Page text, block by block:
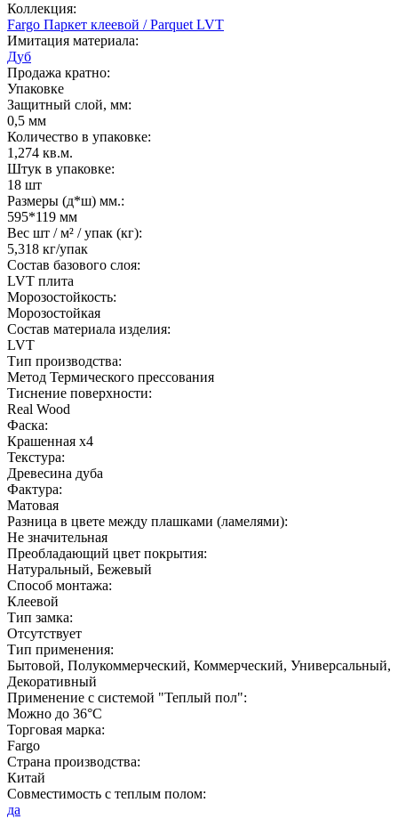
Коллекция:
Fargo Паркет клеевой / Parquet LVT
Имитация материала:
Дуб
Продажа кратно:
Упаковке
Защитный слой, мм:
0,5 мм
Количество в упаковке:
1,274 кв.м.
Штук в упаковке:
18 шт
Размеры (д*ш) мм.:
595*119 мм
Вес шт / м² / упак (кг):
5,318 кг/упак
Состав базового слоя:
LVT плита
Морозостойкость:
Морозостойкая
Состав материала изделия:
LVT
Тип производства:
Метод Термического прессования
Тиснение поверхности:
Real Wood
Фаска:
Крашенная х4
Текстура:
Древесина дуба
Фактура:
Матовая
Разница в цвете между плашками (ламелями):
Не значительная
Преобладающий цвет покрытия:
Натуральный, Бежевый
Способ монтажа:
Клеевой
Тип замка:
Отсутствует
Тип применения:
Бытовой, Полукоммерческий, Коммерческий, Универсальный,
Декоративный
Применение с системой "Теплый пол":
Можно до 36°С
Торговая марка:
Fargo
Страна производства:
Китай
Совместимость с теплым полом:
да